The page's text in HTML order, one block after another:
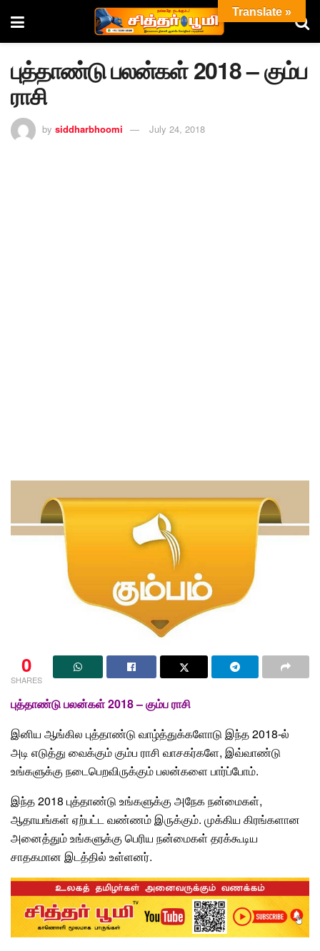
புத்தாண்டு பலன்கள் 2018 – கும்ப
ராசி
by siddharbhoomi July 24, 2018
0
SHARES
புத்தாண்டு பலன்கள் 2018 – கும்ப ராசி
இனிய ஆங்கில புத்தாண்டு வாழ்த்துக்களோடு இந்த 2018-ல்
அடி எடுத்து வைக்கும் கும்ப ராசி வாசகர்களே, இவ்வாண்டு
உங்களுக்கு நடைபெறவிருக்கும் பலன்களை பார்ப்போம்.
இந்த 2018 புத்தாண்டு உங்களுக்கு அநேக நன்மைகள்,
ஆதாயங்கள் ஏற்பட்ட வண்ணம் இருக்கும். முக்கிய கிரங்களான
அனைத்தும் உங்களுக்கு பெரிய நன்மைகள் தரக்கூடிய
சாதகமான இடத்தில் உள்ளனர்.
Translate »